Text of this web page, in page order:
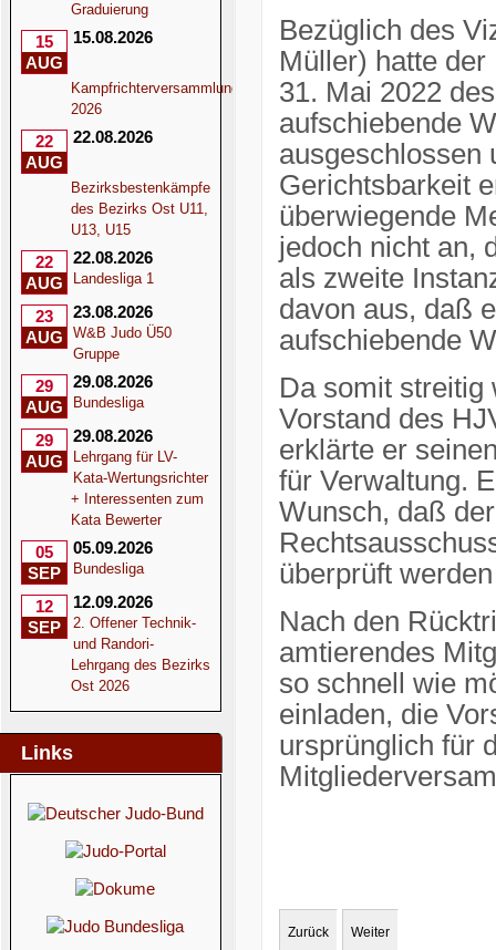
Graduierung
15
AUG
15.08.2026
Kampfrichterversammlung
2026
22
AUG
22.08.2026
Bezirksbestenkämpfe
des Bezirks Ost U11,
U13, U15
22
AUG
22.08.2026
Landesliga 1
23
AUG
23.08.2026
W&B Judo Ü50
Gruppe
29
AUG
29.08.2026
Bundesliga
29
AUG
29.08.2026
Lehrgang für LV-
Kata-Wertungsrichter
+ Interessenten zum
Kata Bewerter
05
SEP
05.09.2026
Bundesliga
12
SEP
12.09.2026
2. Offener Technik-
und Randori-
Lehrgang des Bezirks
Ost 2026
Links
Bezüglich des
Müller) hatte
31. Mai 2022
aufschiebende
ausgeschlossen
Gerichtsbarkeit
überwiegende
jedoch nicht an,
als zweite
davon aus, daß
aufschiebende
Da somit streitig
Vorstand des
erklärte er
für Verwaltung.
Wunsch, daß
überprüft
Nach den
amtierendes
so schnell wie
einladen, die
ursprünglich für
Zurück Weiter